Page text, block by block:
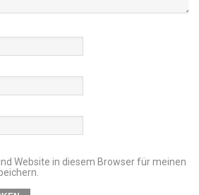
Website in diesem Browser für meinen